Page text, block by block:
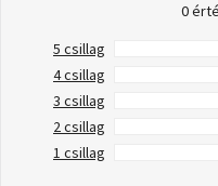
0
5 csillag
4 csillag
3 csillag
2 csillag
1 csillag